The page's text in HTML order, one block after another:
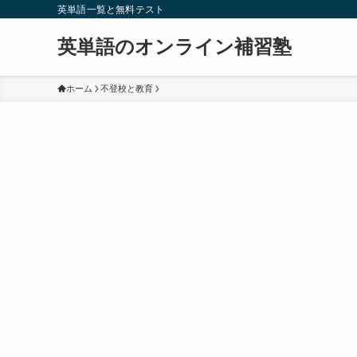
英単語一覧と無料テスト
英単語のオンライン補習塾
ホーム 不登校と教育